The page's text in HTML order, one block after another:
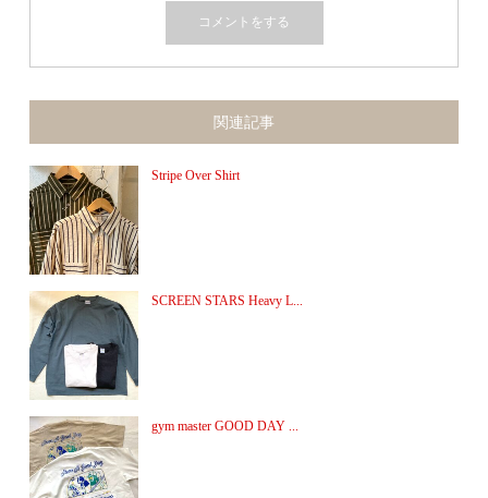
関連記事
Stripe Over Shirt
SCREEN STARS Heavy L...
gym master GOOD DAY ...